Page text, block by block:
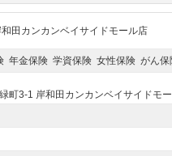
田カンカンベイサイドモール店
年金保険 学資保険 女性保険 がん
町3-1 岸和田カンカンベイサイドモ